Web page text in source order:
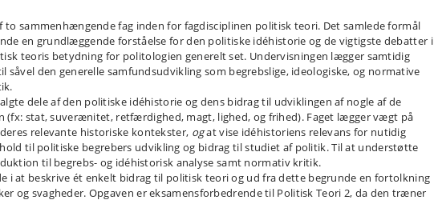
to sammenhængende fag inden for fagdisciplinen politisk teori. Det samlede formål
en grundlæggende forståelse for den politiske idéhistorie og de vigtigste debatter i
teoris betydning for politologien generelt set. Undervisningen lægger samtidig
den generelle samfundsudvikling som begrebslige, ideologiske, og normative
dele af den politiske idéhistorie og dens bidrag til udviklingen af nogle af de
(fx: stat, suverænitet, retfærdighed, magt, lighed, og frihed). Faget lægger vægt på
relevante historiske kontekster, ogat vise idéhistoriens relevans for nutidig
til politiske begrebers udvikling og bidrag til studiet af politik. Til at understøtte
til begrebs- og idéhistorisk analyse samt normativ kritik.
i at beskrive ét enkelt bidrag til politisk teori og ud fra dette begrunde en fortolkning
og svagheder. Opgaven er eksamensforbedrende til Politisk Teori 2, da den træner